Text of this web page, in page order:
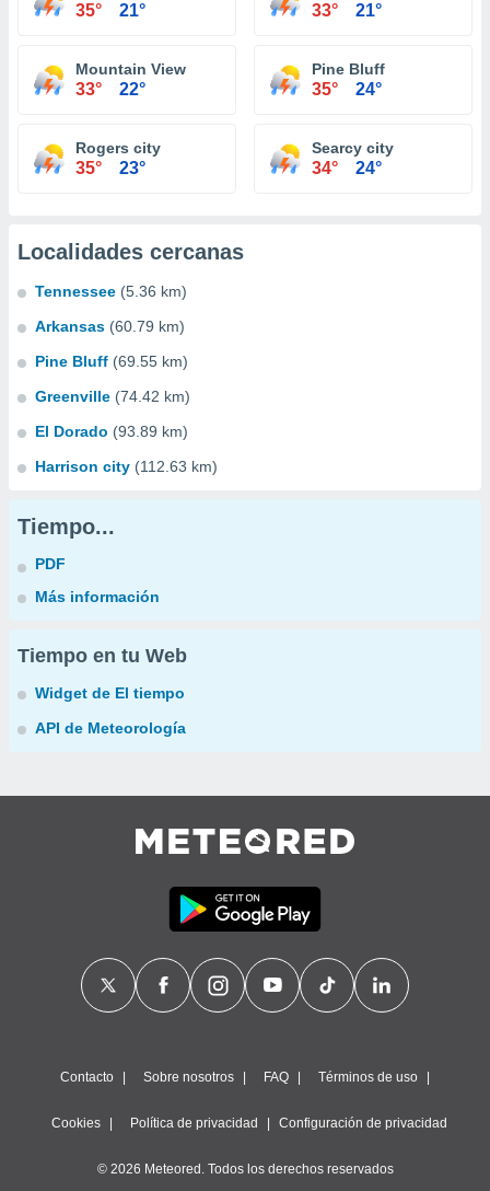
35° 21° 33° 21°
Mountain View
33° 22°
Pine Bluff
35° 24°
Rogers city
35° 23°
Searcy city
34° 24°
Localidades cercanas
Tennessee (5.36 km)
Arkansas (60.79 km)
Pine Bluff (69.55 km)
Greenville (74.42 km)
El Dorado (93.89 km)
Harrison city (112.63 km)
Tiempo...
PDF
Más información
Tiempo en tu Web
Widget de El tiempo
API de Meteorología
Contacto Sobre nosotros FAQ Términos de uso
Cookies Política de privacidad Configuración de privacidad
© 2026 Meteored. Todos los derechos reservados